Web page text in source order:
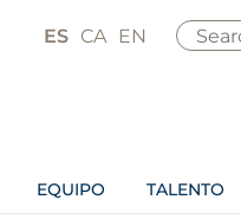
ES CA EN
Buscar
por:
EQUIPO TALENTO